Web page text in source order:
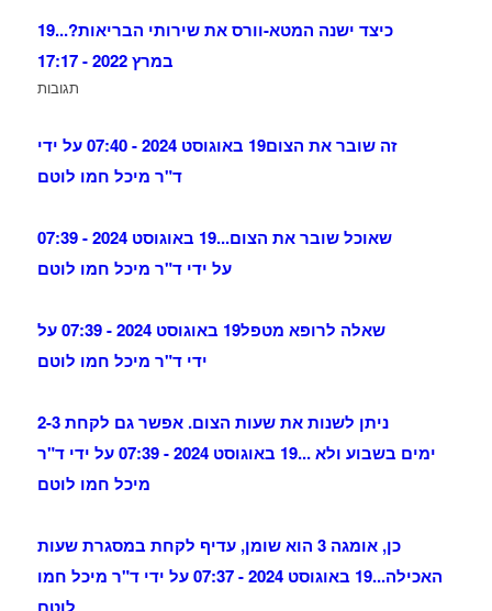
כיצד ישנה המטא-וורס את שירותי הבריאות?...19
במרץ 2022 - 17:17
תגובות
זה שובר את הצום
19 באוגוסט 2024 - 07:40 על ידי
ד"ר מיכל חמו לוטם
שאוכל שובר את הצום...
19 באוגוסט 2024 - 07:39
על ידי ד"ר מיכל חמו לוטם
שאלה לרופא מטפל
19 באוגוסט 2024 - 07:39 על
ידי ד"ר מיכל חמו לוטם
ניתן לשנות את שעות הצום. אפשר גם לקחת 2-3
ימים בשבוע ולא ...
19 באוגוסט 2024 - 07:39 על ידי ד"ר
מיכל חמו לוטם
כן, אומגה 3 הוא שומן, עדיף לקחת במסגרת שעות
האכילה...
19 באוגוסט 2024 - 07:37 על ידי ד"ר מיכל חמו